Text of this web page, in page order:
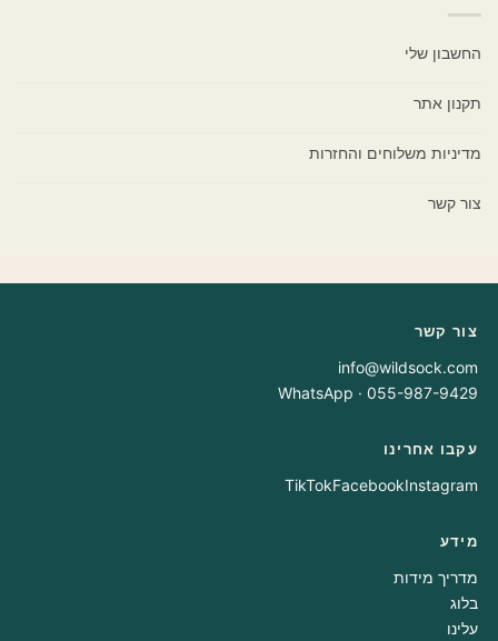
החשבון שלי
תקנון אתר
מדיניות משלוחים והחזרות
צור קשר
צור קשר
info@wildsock.com
WhatsApp · ‎055-987-9429
עקבו אחרינו
Instagram
Facebook
TikTok
מידע
מדריך מידות
בלוג
עלינו